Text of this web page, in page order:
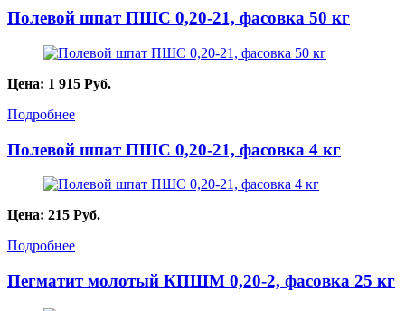
Полевой шпат ПШС 0,20-21, фасовка 50 кг
Цена: 1 915 Руб.
Подробнее
Полевой шпат ПШС 0,20-21, фасовка 4 кг
Цена: 215 Руб.
Подробнее
Пегматит молотый КПШМ 0,20-2, фасовка 25 кг